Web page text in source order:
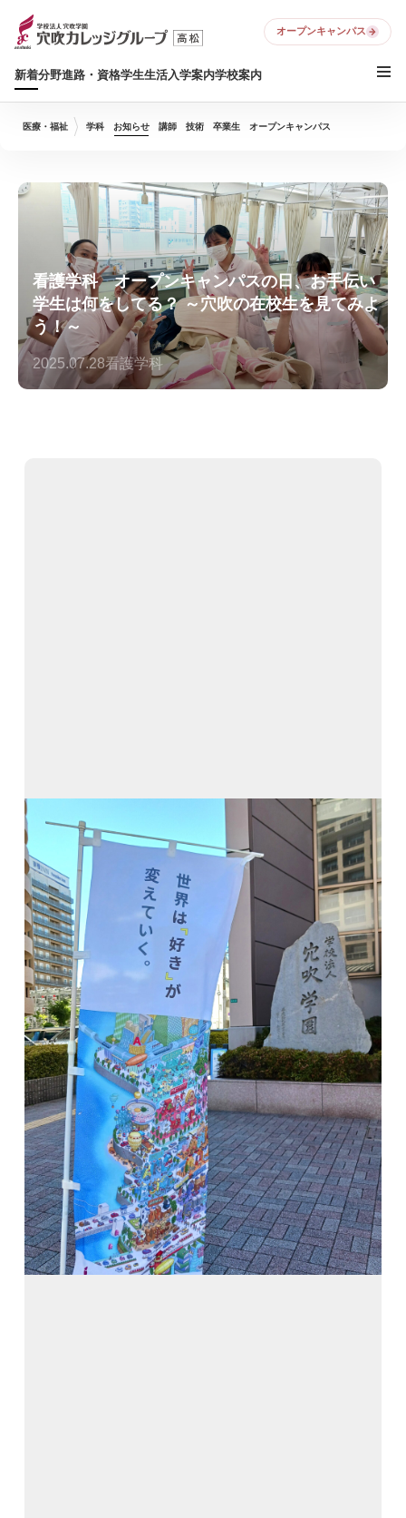
新着分野進路・資格学生生活入学案内学校案内
オープンキャンパス
医療・福祉 学科 お知らせ 講師 技術 卒業生 オープンキャンパス
看護学科 オープンキャンパスの日、お手伝い
学生は何をしてる？ ～穴吹の在校生を見てみよ
う！～
2025.07.28看護学科